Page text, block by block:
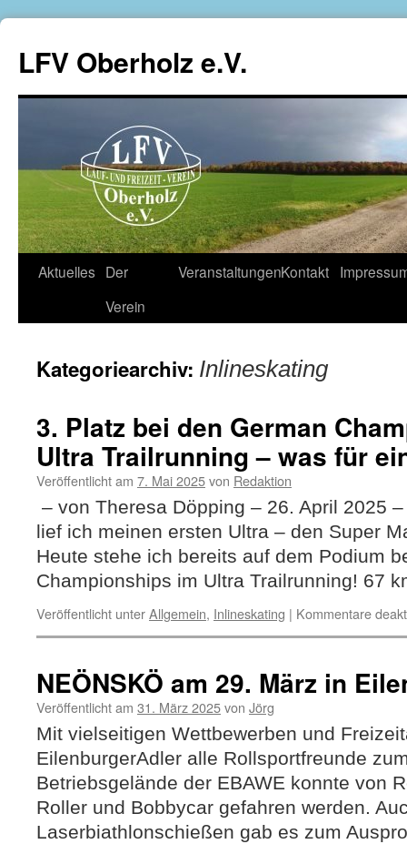
LFV Oberholz e.V.
Zum
Aktuelles Der
Verein
VeranstaltungenKontakt
Kategoriearchiv: Inlineskating
3. Platz bei den German
Ultra Trailrunning – was für
Veröffentlicht am 7. Mai 2025von Redaktion
– von Theresa Döpping – 26. April 2025
lief ich meinen ersten Ultra – den Super
Heute stehe ich bereits auf dem Podium
Championships im Ultra Trailrunning! 67
Veröffentlicht unterAllgemein, Inlineskating | Kommentare
NEÖNSKÖ am 29. März in
Veröffentlicht am 31. März 2025von Jörg
Mit vielseitigen Wettbewerben und
EilenburgerAdler alle Rollsportfreunde
Betriebsgelände der EBAWE konnte von
Roller und Bobbycar gefahren werden.
Laserbiathlonschießen gab es zum